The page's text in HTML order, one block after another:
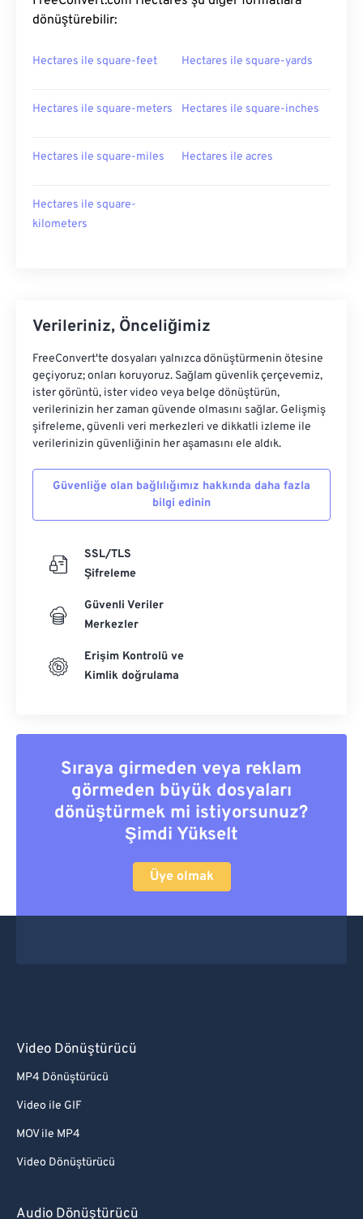
dönüştürebilir:
Hectares ile square-feet Hectares ile square-yards
Hectares ile square-meters Hectares ile square-inches
Hectares ile square-miles Hectares ile acres
Hectares ile square-
kilometers
Verileriniz, Önceliğimiz
FreeConvert'te dosyaları yalnızca dönüştürmenin ötesine
geçiyoruz; onları koruyoruz. Sağlam güvenlik çerçevemiz,
ister görüntü, ister video veya belge dönüştürün,
verilerinizin her zaman güvende olmasını sağlar. Gelişmiş
şifreleme, güvenli veri merkezleri ve dikkatli izleme ile
verilerinizin güvenliğinin her aşamasını ele aldık.
Güvenliğe olan bağlılığımız hakkında daha fazla
bilgi edinin
SSL/TLS
Şifreleme
Güvenli Veriler
Merkezler
Erişim Kontrolü ve
Kimlik doğrulama
Sıraya girmeden veya reklam
görmeden büyük dosyaları
dönüştürmek mi istiyorsunuz?
Şimdi Yükselt
Üye olmak
Video Dönüştürücü
MP4 Dönüştürücü
Video ile GIF
MOV ile MP4
Video Dönüştürücü
Audio Dönüştürücü